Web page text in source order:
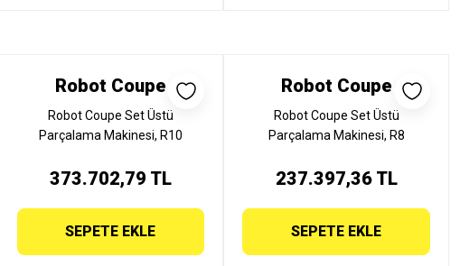
Robot Coupe
Robot Coupe Set Üstü
Parçalama Makinesi, R10
373.702,79 TL
SEPETE EKLE
Robot Coupe
Robot Coupe Set Üstü
Parçalama Makinesi, R8
237.397,36 TL
SEPETE EKLE